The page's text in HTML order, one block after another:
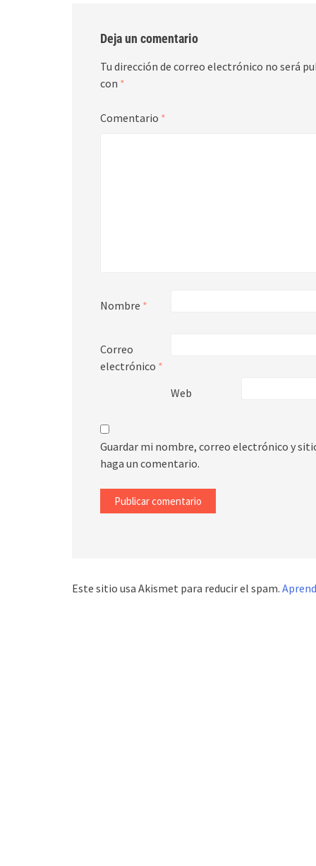
Deja un comentario
Tu dirección de correo electrónico no será
con *
Comentario *
Nombre *
Correo
electrónico *
Web
Guardar mi nombre, correo electrónico y
haga un comentario.
Este sitio usa Akismet para reducir el spam.